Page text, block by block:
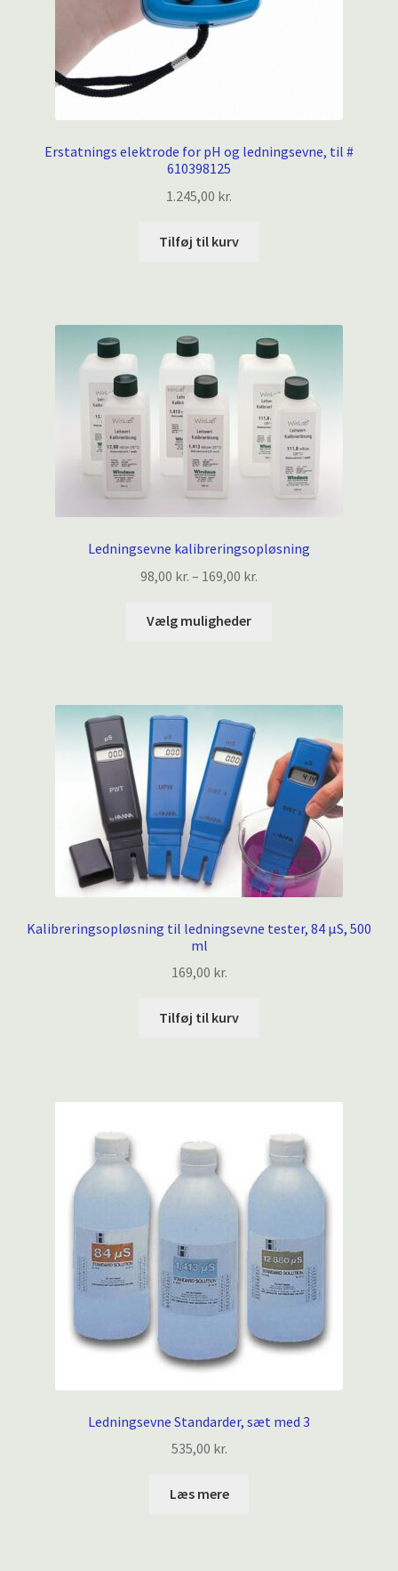
Erstatnings elektrode for pH og ledningsevne, til #
610398125
1.245,00 kr.
Tilføj til kurv
Ledningsevne kalibreringsopløsning
98,00 kr. – 169,00 kr.
Vælg muligheder
kan
vælges
på
varesiden
Kalibreringsopløsning til ledningsevne tester, 84 µS, 500
ml
169,00 kr.
Tilføj til kurv
Ledningsevne Standarder, sæt med 3
535,00 kr.
Læs mere